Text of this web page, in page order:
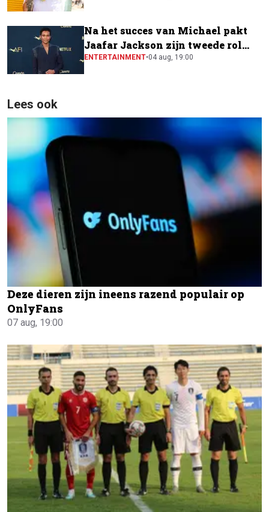
Na het succes van Michael pakt
Jaafar Jackson zijn tweede rol
naast Will Smith
ENTERTAINMENT•04 aug, 19:00
Lees ook
Deze dieren zijn ineens razend populair op
OnlyFans
07 aug, 19:00